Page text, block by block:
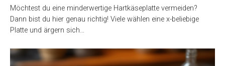
Möchtest du eine minderwertige Hartkäseplatte vermeiden?
Dann bist du hier genau richtig! Viele wählen eine x-beliebige
Platte und ärgern sich…